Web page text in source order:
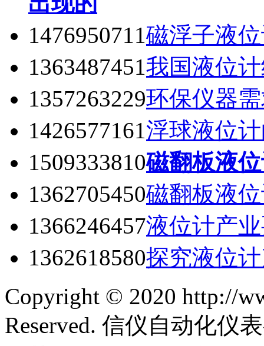
1476950711磁浮子液
1363487451我国液位
1357263229环保仪器
1426577161浮球液位
1509333810磁翻板液
1362705450磁翻板液
1366246457液位计产
1362618580探究液位
Copyright © 2020 http://
Reserved. 信仪自动化仪